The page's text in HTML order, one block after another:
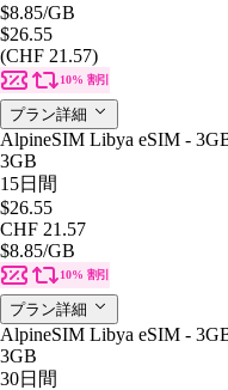
$8.85/GB
$26.55
(CHF 21.57)
10% 割引
プラン詳細
AlpineSIM Libya eSIM -
3GB
15日間
$26.55
CHF 21.57
$8.85/GB
10% 割引
プラン詳細
AlpineSIM Libya eSIM -
3GB
30日間